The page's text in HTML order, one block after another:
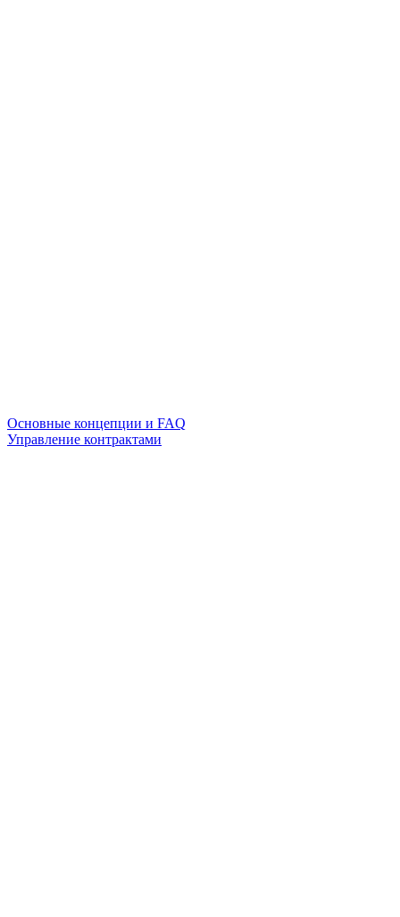
Основные концепции и FAQ
Управление контрактами